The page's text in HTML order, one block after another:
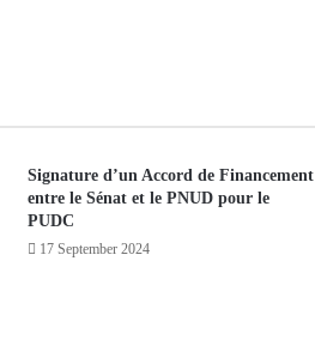
Signature d’un Accord de Financement
entre le Sénat et le PNUD pour le
PUDC
17 September 2024